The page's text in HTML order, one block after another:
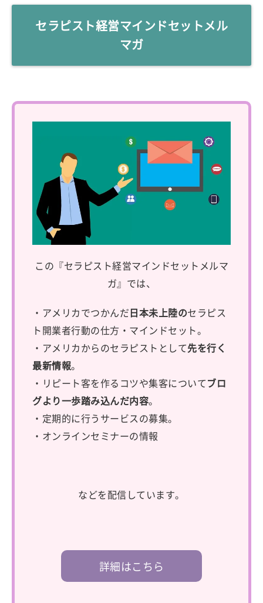
セラピスト経営マインドセットメル
マガ
この『セラピスト経営マインドセットメルマ
ガ』では、
・アメリカでつかんだ日本未上陸のセラピス
ト開業者行動の仕方・マインドセット。
・アメリカからのセラピストとして先を行く
最新情報。
・リピート客を作るコツや集客についてブロ
グより一歩踏み込んだ内容。
・定期的に行うサービスの募集。
・オンラインセミナーの情報
などを配信しています。
詳細はこちら